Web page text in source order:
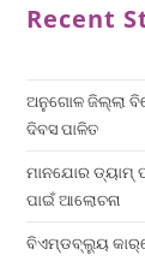
Recent
ଅନୁଗୋଳ ଜିଲ୍ଲା
ଦିବସ ପାଳିତ
ମାନଯୋର ଡ୍ୟାମ୍
ପାଇଁ ଆଲୋଚନା
ବିଏମ୍‌ଡବ୍ଲ୍ୟୁ